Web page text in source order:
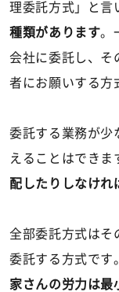
理委託方式」と言
種類があります。
会社に委託し、そ
者にお願いする方
委託する業務が少
えることはできま
配したりしなけれ
全部委託方式はそ
委託する方式です
家さんの労力は最